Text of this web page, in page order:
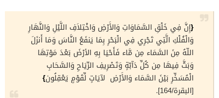
{إِنَّ فِي خَلْقِ السَّمَاوَاتِ وَالأَرْضِ وَاخْتِلاَفِ اللَّيْلِ وَالنَّهَارِ
وَالْفُلْكِ الَّتِي تَجْرِي فِي الْبَحْرِ بِمَا يَنفَعُ النَّاسَ وَمَا أَنزَلَ
اللّهُ مِنَ السَّمَاء مِن مَّاء فَأَحْيَا بِهِ الأرْضَ بَعْدَ مَوْتِهَا
وَبَثَّ فِيهَا مِن كُلِّ دَآبّةٍ وَتَصْرِيفِ الرِّيَاحِ وَالسَّحَابِ
الْمُسَخِّرِ بَيْنَ السَّمَاء وَالأَرْضِ لآيَاتٍ لِّقَوْمٍ يَعْقِلُون}
[البقرة/164].